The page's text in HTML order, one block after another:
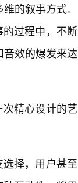
的叙事方式。
过程中，不断
效的爆发来达
精心设计的艺
择，用户甚至